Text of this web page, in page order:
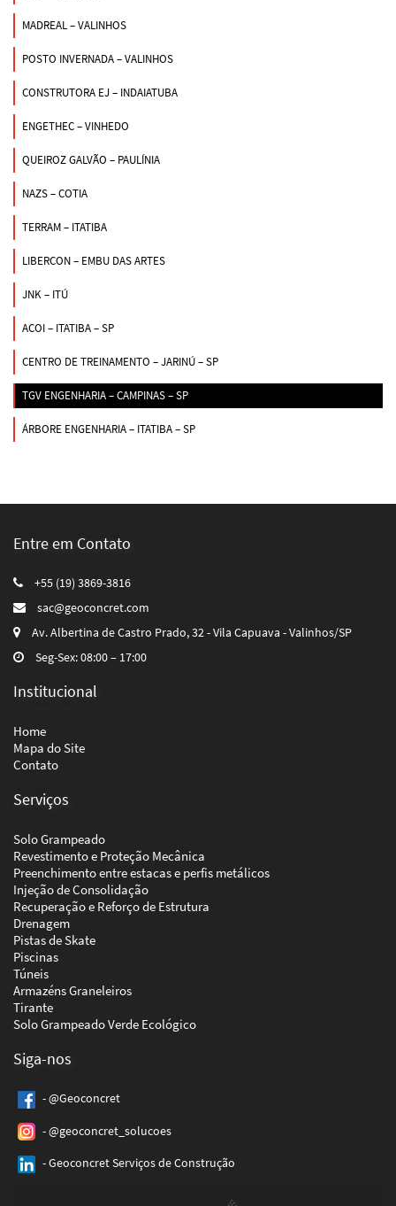
MADREAL – VALINHOS
POSTO INVERNADA – VALINHOS
CONSTRUTORA EJ – INDAIATUBA
ENGETHEC – VINHEDO
QUEIROZ GALVÃO – PAULÍNIA
NAZS – COTIA
TERRAM – ITATIBA
LIBERCON – EMBU DAS ARTES
JNK – ITÚ
ACOI – ITATIBA – SP
CENTRO DE TREINAMENTO – JARINÚ – SP
TGV ENGENHARIA – CAMPINAS – SP
ÁRBORE ENGENHARIA – ITATIBA – SP
Entre em Contato
+55 (19) 3869-3816
sac@geoconcret.com
Av. Albertina de Castro Prado, 32 - Vila Capuava - Valinhos/SP
Seg-Sex: 08:00 – 17:00
Institucional
Home
Mapa do Site
Contato
Serviços
Solo Grampeado
Revestimento e Proteção Mecânica
Preenchimento entre estacas e perfis metálicos
Injeção de Consolidação
Recuperação e Reforço de Estrutura
Drenagem
Pistas de Skate
Piscinas
Túneis
Armazéns Graneleiros
Tirante
Solo Grampeado Verde Ecológico
Siga-nos
- @Geoconcret
- @geoconcret_solucoes
- Geoconcret Serviços de Construção